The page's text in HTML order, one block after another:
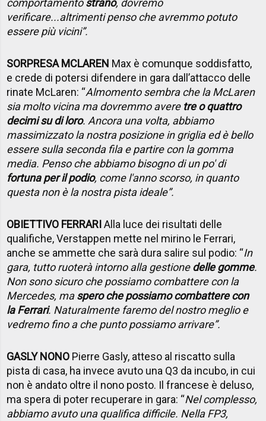
comportamentostrano, dovremo
verificare...altrimenti penso che avremmo potuto
essere più vicini”.
SORPRESA MCLAREN Max è comunque soddisfatto,
e crede di potersi difendere in gara dall’attacco delle
rinate McLaren: “Almomento sembra che la McLaren
sia molto vicina ma dovremmo avere tre o quattro
decimi su di loro. Ancora una volta, abbiamo
massimizzato la nostra posizione in griglia ed è bello
essere sulla seconda fila e partire con la gomma
media. Penso che abbiamo bisogno di un po' di
fortuna per il podio, come l'anno scorso, in quanto
questa non è la nostra pista ideale”.
OBIETTIVO FERRARI Alla luce dei risultati delle
qualifiche, Verstappen mette nel mirino le Ferrari,
anche se ammette che sarà dura salire sul podio: “In
gara, tutto ruoterà intorno alla gestionedelle gomme.
Non sono sicuro che possiamo combattere con la
Mercedes, maspero che possiamo combattere con
la Ferrari. Naturalmente faremo del nostro meglio e
vedremo fino a che punto possiamo arrivare”.
GASLY NONO Pierre Gasly, atteso al riscatto sulla
pista di casa, ha invece avuto una Q3 da incubo, in cui
non è andato oltre il nono posto. Il francese è deluso,
ma spera di poter recuperare in gara: “Nel complesso,
abbiamo avuto una qualifica difficile. Nella FP3,